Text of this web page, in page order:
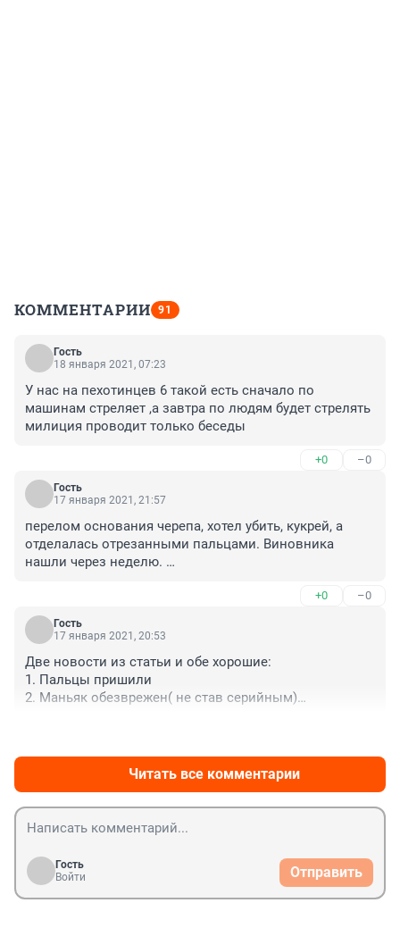
КОММЕНТАРИИ 91
Гость
18 января 2021, 07:23
У нас на пехотинцев 6 такой есть сначало по
машинам стреляет ,а завтра по людям будет стрелять
милиция проводит только беседы
+0 –0
Гость
17 января 2021, 21:57
перелом основания черепа, хотел убить, кукрей, а
отделалась отрезанными пальцами. Виновника
нашли через неделю.
+0 –0
Гость
17 января 2021, 20:53
Две новости из статьи и обе хорошие:
1. Пальцы пришили
2. Маньяк обезврежен( не став серийным)
Читать все комментарии
Гость
Войти
Отправить